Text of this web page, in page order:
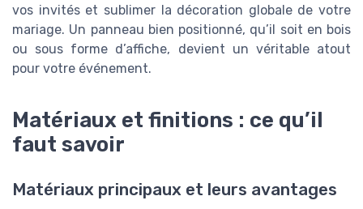
vos invités et sublimer la décoration globale de votre
mariage. Un panneau bien positionné, qu’il soit en bois
ou sous forme d’affiche, devient un véritable atout
pour votre événement.
Matériaux et finitions : ce qu’il
faut savoir
Matériaux principaux et leurs avantages